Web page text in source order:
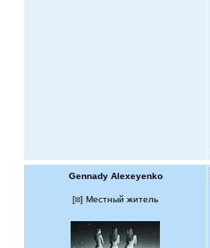
Gennady Alexeyenko
[ ] Местный житель